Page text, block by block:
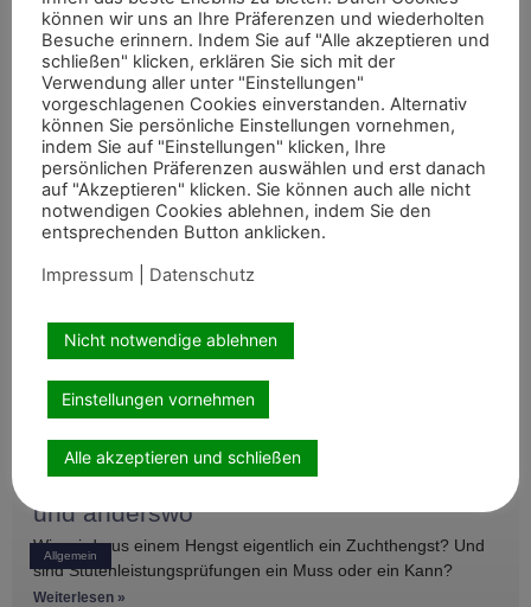
Aktuelles aus dem Sport
Bei den Deutschen Jugendmeisterschaften im Fahren in
Badeborn konnten die rheinischen Nachwuchsfahrer mit
mehreren vorderen Platzierungen überzeugen. Frederik
Koitka erreichte
Weiterlesen »
Aktuelles aus dem Sport
Gold für deutsches Juniorteam bei
Voltigier-EM
Das deutsche Juniorteam hat bei den Europameisterschaften
der Junioren und Jungen Voltigierer in Le Mans den Titel im
Allgemein
Der Weg zum Zuchtpferd in Deutschland
und anderswo
Wie wird aus einem Hengst eigentlich ein Zuchthengst? Und
sind Stutenleistungsprüfungen ein Muss oder ein Kann?
Einblicke in die Regelwerke
Weiterlesen »
können wir uns an Ihre Präferenzen und wiederholten
Besuche erinnern. Indem Sie auf "Alle akzeptieren und
schließen" klicken, erklären Sie sich mit der
Verwendung aller unter "Einstellungen"
vorgeschlagenen Cookies einverstanden. Alternativ
können Sie persönliche Einstellungen vornehmen,
indem Sie auf "Einstellungen" klicken, Ihre
persönlichen Präferenzen auswählen und erst danach
auf "Akzeptieren" klicken. Sie können auch alle nicht
notwendigen Cookies ablehnen, indem Sie den
entsprechenden Button anklicken.
Impressum
Datenschutz
Nicht notwendige ablehnen
Einstellungen vornehmen
Alle akzeptieren und schließen